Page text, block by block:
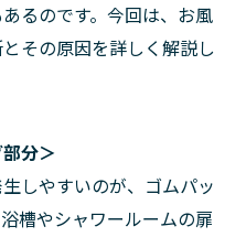
るのです。今回は、お風
その原因を詳しく解説し
分＞
しやすいのが、ゴムパッ
槽やシャワールームの扉